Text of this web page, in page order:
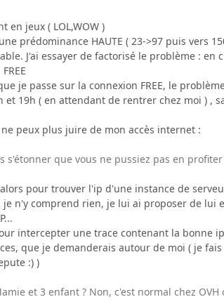
en jeux ( LOL,WOW )
prédominance HAUTE ( 23->97 puis vers
J'ai essayer de factorisé le problème : en
je passe sur la connexion FREE, le
19h ( en attendant de rentrer chez moi ) ,
peux plus juire de mon accès internet :
s'étonner que vous ne pussiez pas en profiter
pour trouver l'ip d'une instance de
n'y comprend rien, je lui ai proposer de lui
intercepter une trace contenant la bonne
que je demanderais autour de moi ( je fais
:) )
et 3 enfant ? Non, c'est normal chez